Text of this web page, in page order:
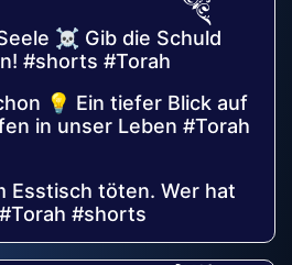
☠️ Gib die Schuld
#shorts #Torah
💡 Ein tiefer Blick auf
in unser Leben #Torah
Esstisch töten. Wer hat
#shorts